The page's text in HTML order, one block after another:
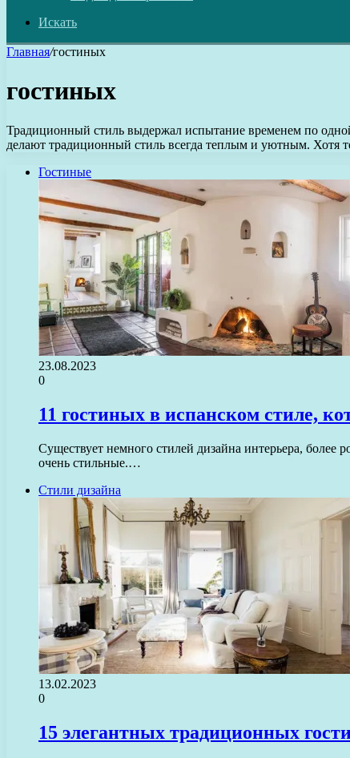
Искать
Главная/гостиных
гостиных
Традиционный стиль выдержал испытание временем по
делают традиционный стиль всегда теплым и уютным. Хотя
Гостиные
23.08.2023
0
11 гостиных в испанском стиле,
Существует немного стилей дизайна интерьера,
очень стильные.…
Стили дизайна
13.02.2023
0
15 элегантных традиционных